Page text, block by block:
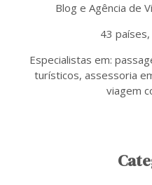
Blog e Agência de
43
Especialistas em:
turísticos, assessoria
viagem